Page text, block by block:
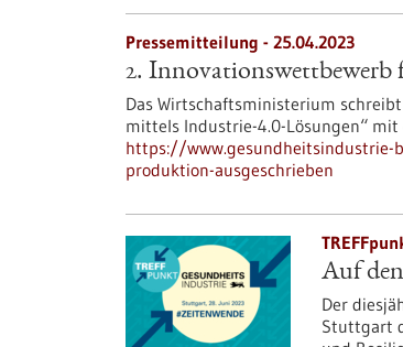
Pressemitteilung - 25.04.2023
2. Innovationswettbewerb
Das Wirtschaftsministerium
mittels Industrie-4.0-Lösungen“
https://
produktion-ausgeschrieben
Auf
Der
Stuttgart